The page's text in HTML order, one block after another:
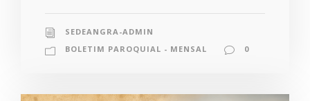
SEDEANGRA-ADMIN
BOLETIM PAROQUIAL - MENSAL
0